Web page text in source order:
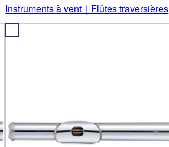
Instruments à vent｜Flûtes traversières